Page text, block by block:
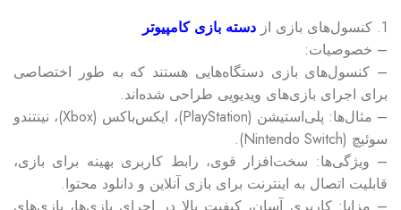
1. کنسول‌های بازی از
دسته بازی کامپیوتر
– خصوصیات:
– کنسول‌های بازی دستگاه‌هایی هستند که به طور اختصاصی
برای اجرای بازی‌های ویدیویی طراحی شده‌اند.
– مثال‌ها: پلی‌استیشن (PlayStation)، ایکس‌باکس (Xbox)، نینتندو
سوئیچ (Nintendo Switch).
– ویژگی‌ها: سخت‌افزار قوی، رابط کاربری بهینه برای بازی،
قابلیت اتصال به اینترنت برای بازی آنلاین و دانلود محتوا.